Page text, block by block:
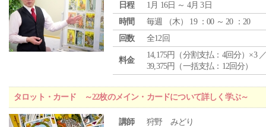
日程
1月 16日 ～ 4月 3日
時間
毎週 （木） 19 ：00 ～ 20 ：20
回数
全12回
料金
14,175円（分割支払：4回分）×3
39,375円（一括支払：12回分）
タロット・カード ～22枚のメイン・カードについて詳しく学ぶ～
講師
狩野 みどり